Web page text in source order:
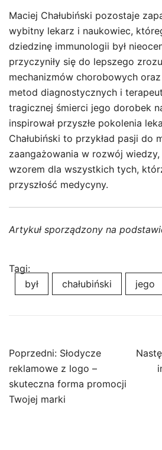
Maciej Chałubiński pozostaje
wybitny lekarz i naukowiec,
dziedzinę immunologii był
przyczyniły się do lepszego
mechanizmów chorobowych
metod diagnostycznych i
tragicznej śmierci jego dorobek
inspirował przyszłe pokolenia
Chałubiński to przykład pasji do
zaangażowania w rozwój
wzorem dla wszystkich tych,
przyszłość medycyny.
Artykuł sporządzony na
Tagi:
był
chałubiński jego
Nawigacja
wpisu
Poprzedni: Słodycze
reklamowe z logo –
skuteczna forma promocji
Twojej marki